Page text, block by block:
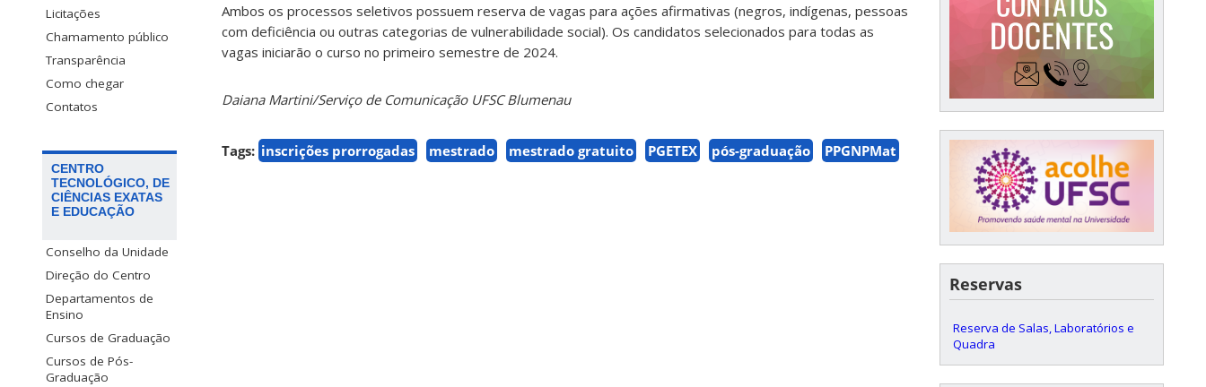
Licitações
Chamamento público
Transparência
Como chegar
Contatos
CENTRO
TECNOLÓGICO, DE
CIÊNCIAS EXATAS
E EDUCAÇÃO
Conselho da Unidade
Direção do Centro
Departamentos de
Ensino
Cursos de Graduação
Cursos de Pós-
Graduação
Ambos os processos seletivos possuem reserva de vagas para ações afirmativas (negros, indígenas, pessoas
com deficiência ou outras categorias de vulnerabilidade social). Os candidatos selecionados para todas as
vagas iniciarão o curso no primeiro semestre de 2024.
Daiana Martini/Serviço de Comunicação UFSC Blumenau
Tags: inscrições prorrogadas mestrado mestrado gratuito PGETEX pós-graduação PPGNPMat
Reservas
Reserva de Salas, Laboratórios e
Quadra